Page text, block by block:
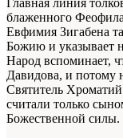
Главная линия
блаженного
Евфимия Зигабена
Божию и указывает
Народ вспоминает,
Давидова, и потому
Святитель
считали только
Божественной силы.